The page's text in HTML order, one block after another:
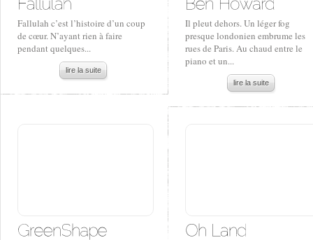
Fallulah c’est l’histoire d’un coup
de cœur. N’ayant rien à faire
pendant quelques...
lire la suite
Il pleut dehors. Un léger fog
presque londonien embrume les
rues de Paris. Au chaud entre le
piano et un...
lire la suite